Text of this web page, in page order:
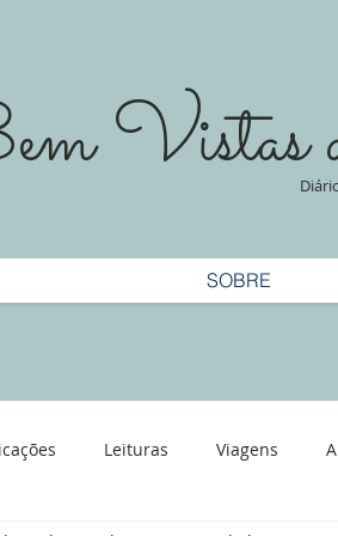
Vistas
SOBRE
Leituras Viagens